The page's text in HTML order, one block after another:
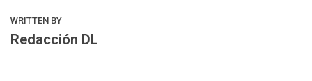
WRITTEN BY
Redacción DL